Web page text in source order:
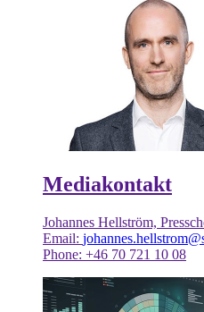
Mediakontakt
Johannes Hellström,
Email:
Phone: +46 70 721 10 08